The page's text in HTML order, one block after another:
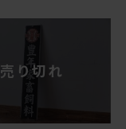
売り切れ